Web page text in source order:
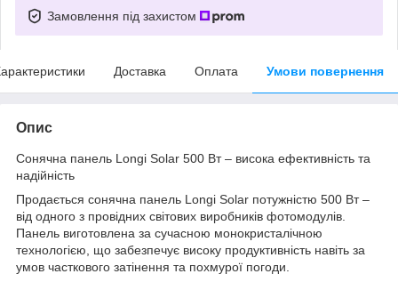
Замовлення під захистом
Доставка Оплата Умови повернення
Опис
Сонячна панель Longi Solar 500 Вт – висока ефективність та
надійність
Продається сонячна панель Longi Solar потужністю 500 Вт –
від одного з провідних світових виробників фотомодулів.
Панель виготовлена за сучасною монокристалічною
технологією, що забезпечує високу продуктивність навіть за
умов часткового затінення та похмурої погоди.